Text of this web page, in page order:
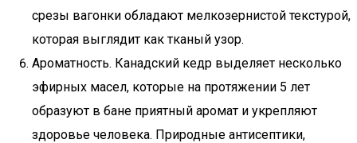
срезы вагонки обладают мелкозернистой текстурой,
которая выглядит как тканый узор.
Ароматность. Канадский кедр выделяет несколько
эфирных масел, которые на протяжении 5 лет
образуют в бане приятный аромат и укрепляют
здоровье человека. Природные антисептики,